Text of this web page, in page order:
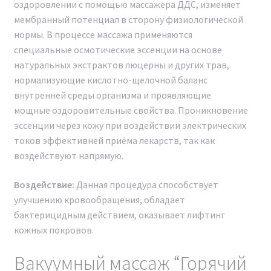
Мы официальный представитель
завода по производству
косметологических аппаратов
Аппарат BIO SPIDER Модельный
ряд 2024 г.
оздоровлении с помощью массажера ДДС, изменяет
мембранный потенциал в сторону физиологической
нормы. В процессе массажа применяются
специальные осмотические эссенции на основе
натуральных экстрактов люцерны и других трав,
нормализующие кислотно-щелочной баланс
внутренней среды организма и проявляющие
мощные оздоровительные свойства. Проникновение
эссенции через кожу при воздействии электрических
токов эффективней приёма лекарств, так как
воздействуют напрямую.
Воздействие: Данная процедура способствует
улучшению кровообращения, обладает
бактерицидным действием, оказывает лифтинг
кожных покровов.
Вакуумный массаж “Горячий